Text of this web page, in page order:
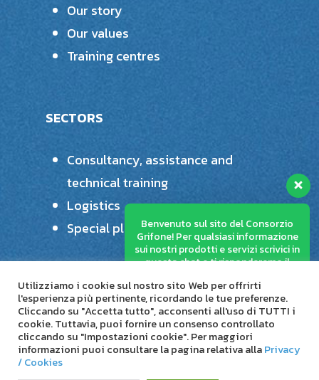
Our story
Our values
Training centres
SECTORS
Consultancy, assistance and
technical training
Logistics
Special plastics processing
© 2026 Consorzio Stabile Grifone.
Utilizziamo i cookie sul nostro sito Web per offrirti
l'esperienza più pertinente, ricordando le tue preferenze.
Cliccando su "Accetta tutto", acconsenti all'uso di TUTTI i
cookie. Tuttavia, puoi fornire un consenso controllato
cliccando su "Impostazioni cookie". Per maggiori
informazioni puoi consultare la pagina relativa allaPrivacy
/ Cookies
Benvenuto sul sito del Consorzio
Grifone! Per qualsiasi informazione
sui nostri prodotti e servizi scrivici in
questa chat e ti risponderemo il